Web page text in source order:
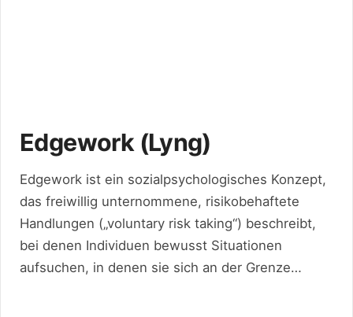
Edgework (Lyng)
Edgework ist ein sozialpsychologisches Konzept,
das freiwillig unternommene, risikobehaftete
Handlungen („voluntary risk taking“) beschreibt,
bei denen Individuen bewusst Situationen
aufsuchen, in denen sie sich an der Grenze